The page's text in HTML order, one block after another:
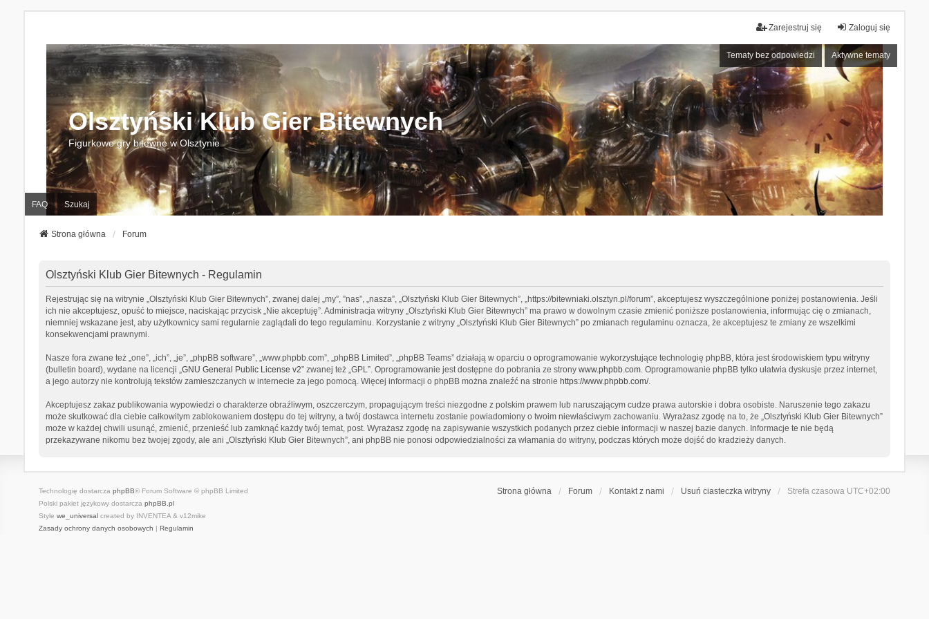
Zaloguj się
Zarejestruj się
Tematy bez odpowiedzi Aktywne tematy
Olsztyński Klub Gier Bitewnych
Figurkowe gry bitewne w Olsztynie
FAQ Szukaj
Strona główna Forum
Olsztyński Klub Gier Bitewnych - Regulamin
Rejestrując się na witrynie „Olsztyński Klub Gier Bitewnych”, zwanej dalej „my”, ”nas”, „nasza”, „Olsztyński Klub Gier Bitewnych”, „https://bitewniaki.olsztyn.pl/forum”, akceptujesz wyszczególnione poniżej postanowienia. Jeśli
ich nie akceptujesz, opuść to miejsce, naciskając przycisk „Nie akceptuję”. Administracja witryny „Olsztyński Klub Gier Bitewnych” ma prawo w dowolnym czasie zmienić poniższe postanowienia, informując cię o zmianach,
niemniej wskazane jest, aby użytkownicy sami regularnie zaglądali do tego regulaminu. Korzystanie z witryny „Olsztyński Klub Gier Bitewnych” po zmianach regulaminu oznacza, że akceptujesz te zmiany ze wszelkimi
konsekwencjami prawnymi.
Nasze fora zwane też „one”, „ich”, „je”, „phpBB software”, „www.phpbb.com”, „phpBB Limited”, „phpBB Teams” działają w oparciu o oprogramowanie wykorzystujące technologię phpBB, która jest środowiskiem typu witryny
(bulletin board), wydane na licencji „GNU General Public License v2” zwanej też „GPL”. Oprogramowanie jest dostępne do pobrania ze strony www.phpbb.com. Oprogramowanie phpBB tylko ułatwia dyskusje przez internet,
a jego autorzy nie kontrolują tekstów zamieszczanych w internecie za jego pomocą. Więcej informacji o phpBB można znaleźć na stronie https://www.phpbb.com/.
Akceptujesz zakaz publikowania wypowiedzi o charakterze obraźliwym, oszczerczym, propagującym treści niezgodne z polskim prawem lub naruszającym cudze prawa autorskie i dobra osobiste. Naruszenie tego zakazu
może skutkować dla ciebie całkowitym zablokowaniem dostępu do tej witryny, a twój dostawca internetu zostanie powiadomiony o twoim niewłaściwym zachowaniu. Wyrażasz zgodę na to, że „Olsztyński Klub Gier Bitewnych”
może w każdej chwili usunąć, zmienić, przenieść lub zamknąć każdy twój temat, post. Wyrażasz zgodę na zapisywanie wszystkich podanych przez ciebie informacji w naszej bazie danych. Informacje te nie będą
przekazywane nikomu bez twojej zgody, ale ani „Olsztyński Klub Gier Bitewnych”, ani phpBB nie ponosi odpowiedzialności za włamania do witryny, podczas których może dojść do kradzieży danych.
Strona główna Forum Kontakt z nami Usuń ciasteczka witryny Strefa czasowa UTC+02:00
Technologię dostarcza phpBB® Forum Software © phpBB Limited
Polski pakiet językowy dostarcza phpBB.pl
Style we_universalcreated by INVENTEA & v12mike
Zasady ochrony danych osobowych | Regulamin